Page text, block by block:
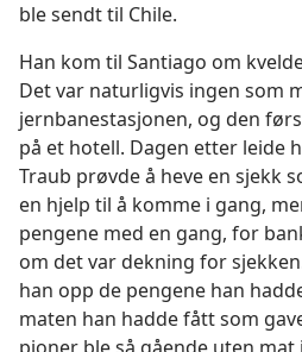
ble sendt til Chile.
Han kom til Santiago om
Det var naturligvis ingen som
jernbanestasjonen, og den
på et hotell. Dagen etter leide
Traub prøvde å heve en sjekk
en hjelp til å komme i gang,
pengene med en gang, for
om det var dekning for
han opp de pengene han
maten han hadde fått som